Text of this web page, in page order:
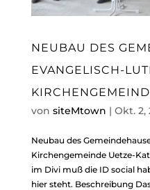
NEUBAU DES
EVANGELISCH-
von siteMtown | Okt. 2,
Neubau des
Kirchengemeinde Uetze-
im Divi muß die ID social
hier steht. Beschreibung